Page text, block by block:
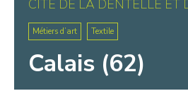
CITÉ DE LA DENTELLE ET
Métiers d’art Textile
Calais (62)